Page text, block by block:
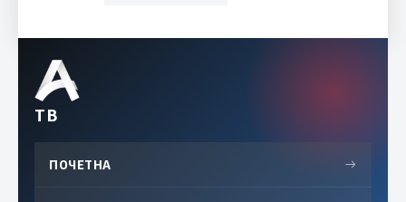
ТВ
ПОЧЕТНА →